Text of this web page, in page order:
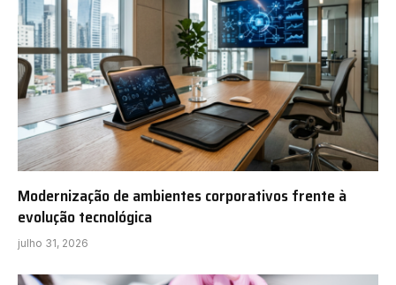
Modernização de ambientes corporativos frente à
evolução tecnológica
julho 31, 2026